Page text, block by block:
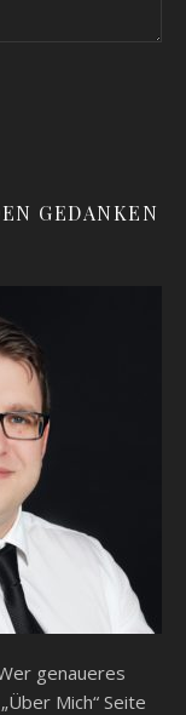
GEDANKEN
genaueres
Mich“ Seite